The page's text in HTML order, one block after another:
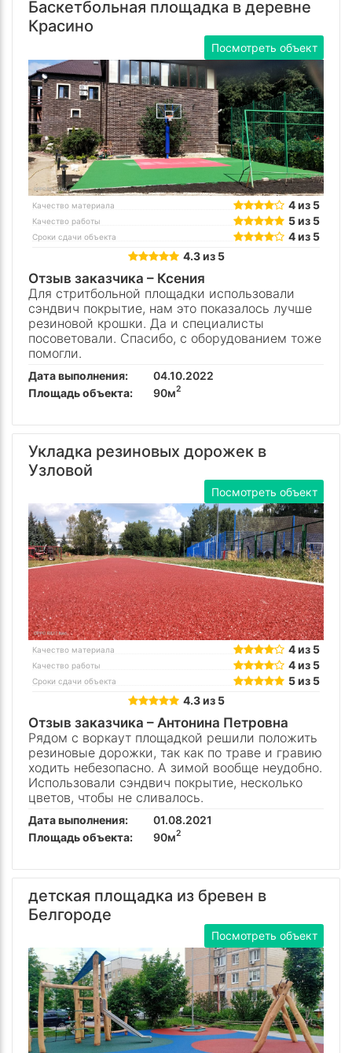
Баскетбольная площадка в деревне
Красино
Посмотреть объект
Качество материала 4 из 5
Качество работы 5 из 5
Сроки сдачи объекта
4 из 5
4.3 из 5
Отзыв заказчика – Ксения
Для стритбольной площадки использовали
сэндвич покрытие, нам это показалось лучше
резиновой крошки. Да и специалисты
посоветовали. Спасибо, с оборудованием тоже
помогли.
Дата выполнения:
04.10.2022
Площадь объекта:
90м2
Укладка резиновых дорожек в
Узловой
Посмотреть объект
Качество материала 4 из 5
Качество работы 4 из 5
Сроки сдачи объекта
5 из 5
4.3 из 5
Отзыв заказчика – Антонина Петровна
Рядом с воркаут площадкой решили положить
резиновые дорожки, так как по траве и гравию
ходить небезопасно. А зимой вообще неудобно.
Использовали сэндвич покрытие, несколько
цветов, чтобы не сливалось.
Дата выполнения:
01.08.2021
Площадь объекта:
90м2
детская площадка из бревен в
Белгороде
Посмотреть объект